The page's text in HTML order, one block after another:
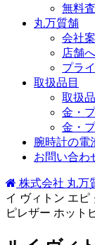
無料
丸万質舗
会社
店舗
プラ
取扱品目
取扱
金・
金・
腕時計の電
お問い合わ
株式会社 丸万
イ ヴィトン エピ
ピレザー ホット